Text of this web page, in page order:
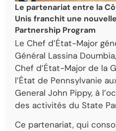
Le partenariat entre la
Unis franchit une
Partnership Program
Le Chef d’État-Major
Général Lassina
Chef d’État-Major de la
l’État de Pennsylvanie
General John Pippy, à
des activités du State
Ce partenariat, qui